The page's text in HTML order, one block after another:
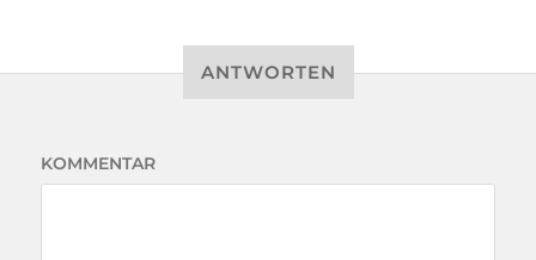
ANTWORTEN
KOMMENTAR